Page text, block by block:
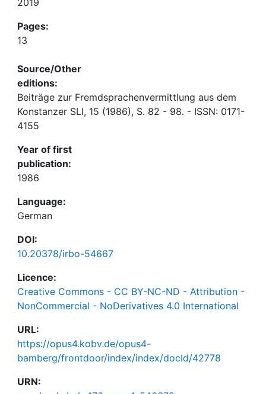
2019
Pages:
13
Source/Other
editions:
Beiträge zur Fremdsprachenvermittlung aus dem
Konstanzer SLI, 15 (1986), S. 82 - 98. - ISSN: 0171-
4155
Year of first
publication:
1986
Language:
German
DOI:
10.20378/irbo-54667
Licence:
Creative Commons - CC BY-NC-ND - Attribution -
NonCommercial - NoDerivatives 4.0 International
URL:
https://opus4.kobv.de/opus4-
bamberg/frontdoor/index/index/docId/42778
URN: